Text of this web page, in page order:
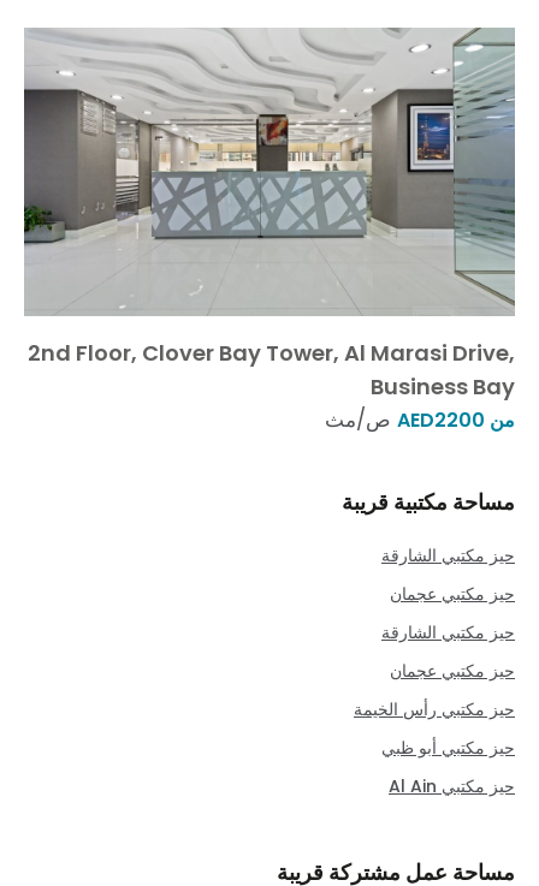
2nd Floor, Clover Bay Tower, Al Marasi Drive,
Business Bay
من AED2200 ص/مث
مساحة مكتبية قريبة
حيز مكتبي الشارقة
حيز مكتبي عجمان
حيز مكتبي الشارقة
حيز مكتبي عجمان
حيز مكتبي رأس الخيمة
حيز مكتبي أبو ظبي
حيز مكتبي Al Ain
مساحة عمل مشتركة قريبة